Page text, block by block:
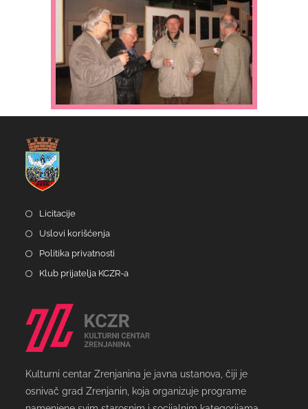
Licitacije
Uslovi korišćenja
Politika privatnosti
Klub prijatelja KCZR-a
Kulturni centar Zrenjanina je javna ustanova, čiji je
osnivač grad Zrenjanin, koja organizuje programe